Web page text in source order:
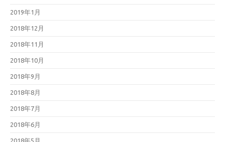
2019年1月
2018年12月
2018年11月
2018年10月
2018年9月
2018年8月
2018年7月
2018年6月
2018年5月